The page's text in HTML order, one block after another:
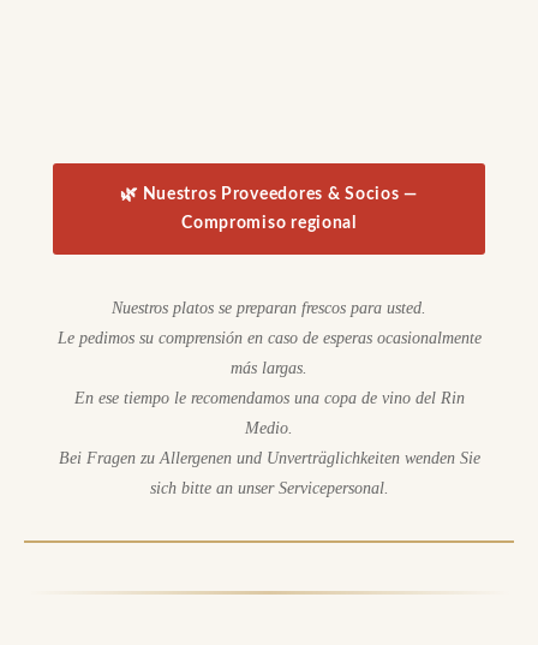
🌿 Nuestros Proveedores & Socios —
Compromiso regional
Nuestros platos se preparan frescos para usted.
Le pedimos su comprensión en caso de esperas ocasionalmente
más largas.
En ese tiempo le recomendamos una copa de vino del Rin
Medio.
Bei Fragen zu Allergenen und Unverträglichkeiten wenden Sie
sich bitte an unser Servicepersonal.